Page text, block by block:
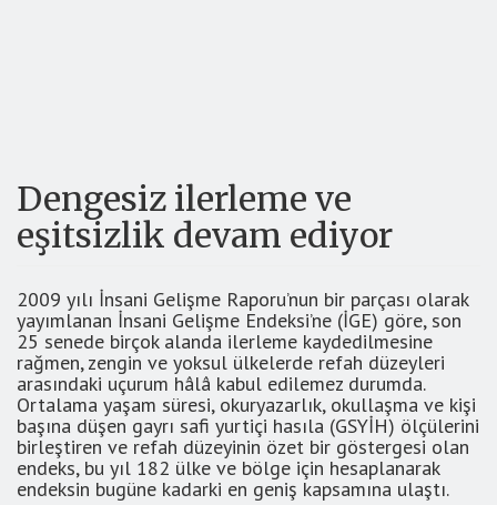
Dengesiz ilerleme ve
eşitsizlik devam ediyor
2009 yılı İnsani Gelişme Raporu’nun bir parçası olarak
yayımlanan İnsani Gelişme Endeksi’ne (İGE) göre, son
25 senede birçok alanda ilerleme kaydedilmesine
rağmen, zengin ve yoksul ülkelerde refah düzeyleri
arasındaki uçurum hâlâ kabul edilemez durumda.
Ortalama yaşam süresi, okuryazarlık, okullaşma ve kişi
başına düşen gayrı safi yurtiçi hasıla (GSYİH) ölçülerini
birleştiren ve refah düzeyinin özet bir göstergesi olan
endeks, bu yıl 182 ülke ve bölge için hesaplanarak
endeksin bugüne kadarki en geniş kapsamına ulaştı.